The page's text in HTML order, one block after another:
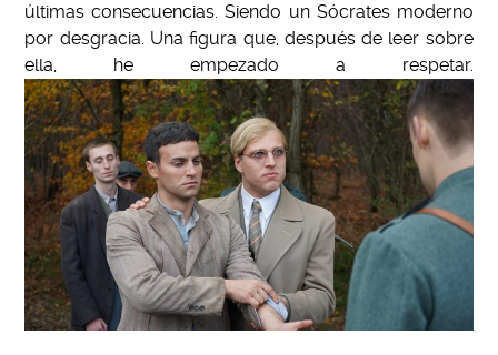
últimas consecuencias. Siendo un Sócrates moderno
por desgracia. Una figura que, después de leer sobre
ella, he empezado a respetar.